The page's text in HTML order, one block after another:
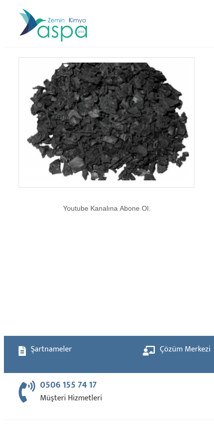
Youtube Kanalına Abone Ol.
Şartnameler Çözüm Merkezi
0506 155 74 17
Müşteri Hizmetleri